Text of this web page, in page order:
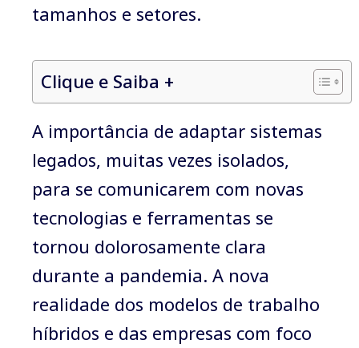
tamanhos e setores.
Clique e Saiba +
A importância de adaptar sistemas
legados, muitas vezes isolados,
para se comunicarem com novas
tecnologias e ferramentas se
tornou dolorosamente clara
durante a pandemia. A nova
realidade dos modelos de trabalho
híbridos e das empresas com foco